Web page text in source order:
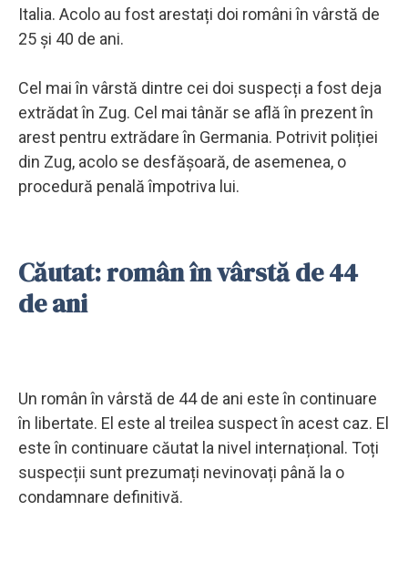
Italia. Acolo au fost arestați doi români în vârstă de
25 și 40 de ani.
Cel mai în vârstă dintre cei doi suspecți a fost deja
extrădat în Zug. Cel mai tânăr se află în prezent în
arest pentru extrădare în Germania. Potrivit poliției
din Zug, acolo se desfășoară, de asemenea, o
procedură penală împotriva lui.
Căutat: român în vârstă de 44
de ani
Un român în vârstă de 44 de ani este în continuare
în libertate. El este al treilea suspect în acest caz. El
este în continuare căutat la nivel internațional. Toți
suspecții sunt prezumați nevinovați până la o
condamnare definitivă.